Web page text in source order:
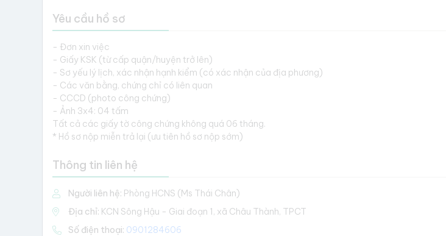
Yêu cầu hồ sơ
- Đơn xin việc
- Giấy KSK (từ cấp quận/huyện trở lên)
- Sơ yếu lý lịch, xác nhận hạnh kiểm (có xác nhận của địa phương)
- Các văn bằng, chứng chỉ có liên quan
- CCCD (photo công chứng)
- Ảnh 3x4: 04 tấm
Tất cả các giấy tờ công chứng không quá 06 tháng.
* Hồ sơ nộp miễn trả lại (ưu tiên hồ sơ nộp sớm)
Thông tin liên hệ
Người liên hệ: Phòng HCNS (Ms Thái Chân)
Địa chỉ: KCN Sông Hậu - Giai đoạn 1, xã Châu Thành, TPCT
Số điện thoại: 0901284606